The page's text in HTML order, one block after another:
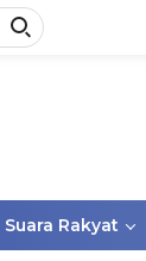
Suara Rakyat